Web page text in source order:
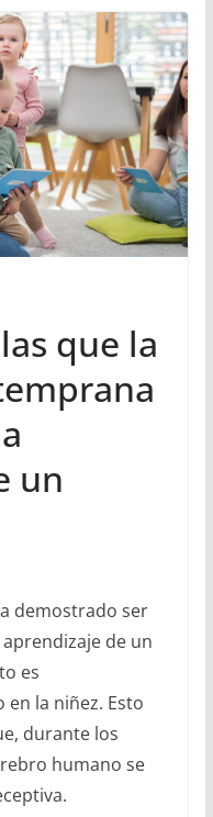
que la
un
demostrado ser
de un
es
la niñez. Esto
durante los
humano se